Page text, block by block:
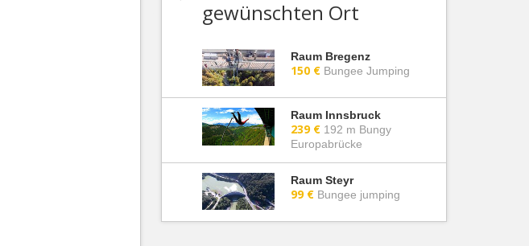
gewünschten Ort
Raum Bregenz
150 € Bungee Jumping
Raum Innsbruck
239 € 192 m Bungy
Europabrücke
Raum Steyr
99 € Bungee jumping